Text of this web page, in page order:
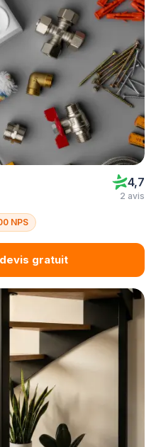
4,7
2 avis
NPS
gratuit